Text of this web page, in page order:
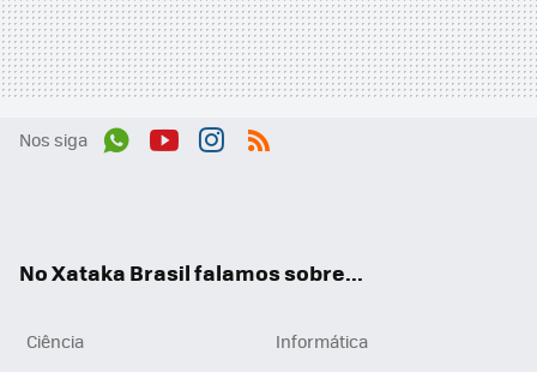
Nos siga
No Xataka Brasil falamos sobre...
Ciência
Informática